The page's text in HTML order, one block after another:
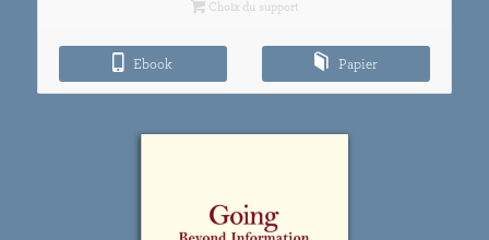
prix :
à
20,00€
Choix du support
Ebook Papier